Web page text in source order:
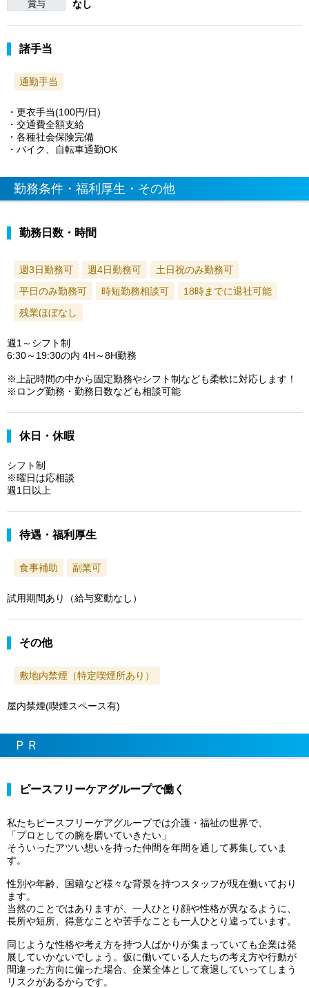
賞与 なし
諸手当
通勤手当
・更衣手当(100円/日)
・交通費全額支給
・各種社会保険完備
・バイク、自転車通勤OK
勤務条件・福利厚生・その他
勤務日数・時間
週3日勤務可 週4日勤務可
土日祝のみ勤務可
平日のみ勤務可
時短勤務相談可
18時までに退社可能
残業ほぼなし
週1～シフト制
6:30～19:30の内 4H～8H勤務
※上記時間の中から固定勤務やシフト制なども柔軟に対応します！
※ロング勤務・勤務日数なども相談可能
休日・休暇
シフト制
※曜日は応相談
週1日以上
待遇・福利厚生
食事補助 副業可
試用期間あり（給与変動なし）
その他
敷地内禁煙（特定喫煙所あり）
屋内禁煙(喫煙スペース有)
ＰＲ
ピースフリーケアグループで働く
私たちピースフリーケアグループでは介護・福祉の世界で、
「プロとしての腕を磨いていきたい」
そういったアツい想いを持った仲間を年間を通して募集していま
す。
性別や年齢、国籍など様々な背景を持つスタッフが現在働いており
ます。
当然のことではありますが、一人ひとり顔や性格が異なるように、
長所や短所、得意なことや苦手なことも一人ひとり違っています。
同じような性格や考え方を持つ人ばかりが集まっていても企業は発
展していかないでしょう。仮に働いている人たちの考え方や行動が
間違った方向に偏った場合、企業全体として衰退していってしまう
リスクがあるからです。